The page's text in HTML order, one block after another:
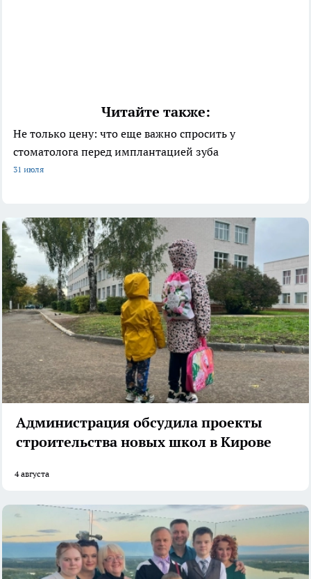
Читайте также:
Не только цену: что еще важно спросить у
стоматолога перед имплантацией зуба
31 июля
Администрация обсудила проекты
строительства новых школ в Кирове
4 августа